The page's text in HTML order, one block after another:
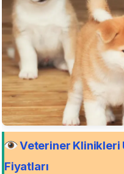
Veteriner Klinikleri
Fiyatları